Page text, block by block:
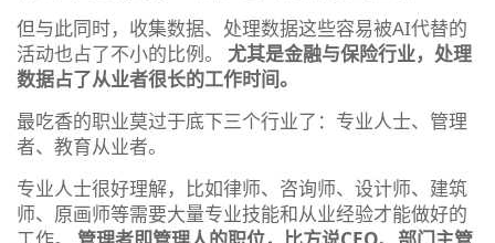
但与此同时，收集数据、处理数据这些容易被AI代替的
活动也占了不小的比例。 尤其是金融与保险行业，处理
数据占了从业者很长的工作时间。
最吃香的职业莫过于底下三个行业了：专业人士、管理
者、教育从业者。
专业人士很好理解，比如律师、咨询师、设计师、建筑
师、原画师等需要大量专业技能和从业经验才能做好的